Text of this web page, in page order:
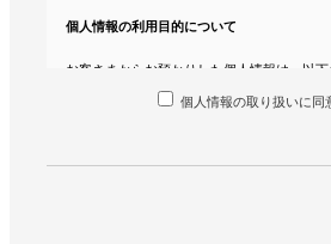
個人情報の利用目的について
お客さまからお預かりした個人情報は、以
個人情報の取り扱いに同